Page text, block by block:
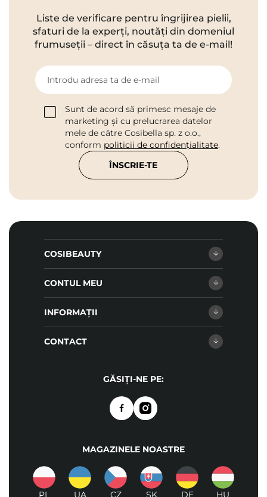
Liste de verificare pentru îngrijirea pielii,
sfaturi de la experți, noutăți din domeniul
frumuseții – direct în căsuța ta de e-mail!
Introdu adresa ta de e-mail
Sunt de acord să primesc mesaje de
marketing și cu prelucrarea datelor
mele de către Cosibella sp. z o.o.,
conform politicii de confidențialitate.
ÎNSCRIE-TE
COSIBEAUTY
CONTUL MEU
INFORMAȚII
CONTACT
GĂSIȚI-NE PE:
MAGAZINELE NOASTRE